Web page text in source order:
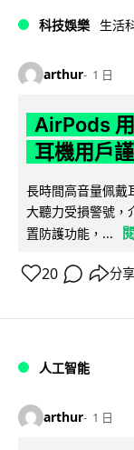
科技娛樂 生活
arthur 1 日
AirPods
耳機用戶
長時間高音量佩戴
大聽力受損警號，
置防護功能，...
20 分享
人工智能
arthur 1 日